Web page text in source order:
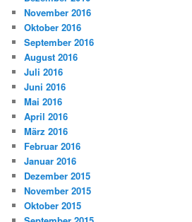
November 2016
Oktober 2016
September 2016
August 2016
Juli 2016
Juni 2016
Mai 2016
April 2016
März 2016
Februar 2016
Januar 2016
Dezember 2015
November 2015
Oktober 2015